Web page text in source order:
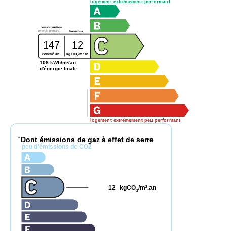
logement extrêmement performant
logement extrêmement peu performant
consommation
émissions
(énergie primaire)
147 12
kWh/m 2 .an kg CO2/m2.an
108 kWh/m²/an
d'énergie finale
* Dont émissions de gaz à effet de serre
peu d'émissions de CO2
kgCO2/m2.an
12